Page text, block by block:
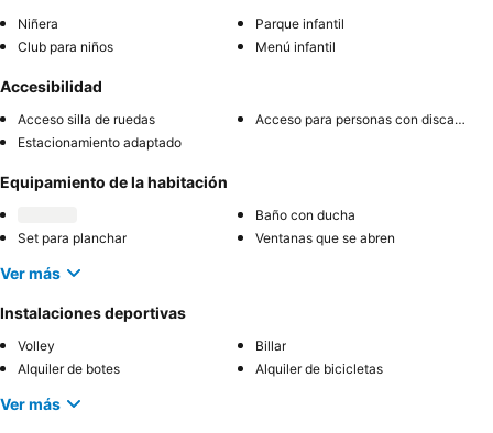
Niñera
Parque infantil
Club para niños
Menú infantil
Accesibilidad
Acceso silla de ruedas
Acceso para personas con discapacidad
Estacionamiento adaptado
Equipamiento de la habitación
Baño con ducha
Set para planchar
Ventanas que se abren
Ver más
Instalaciones deportivas
Volley
Billar
Alquiler de botes
Alquiler de bicicletas
Ver más